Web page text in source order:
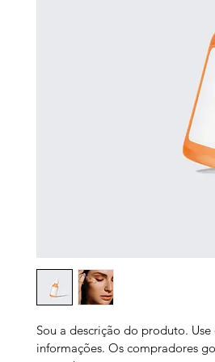
Sou a descrição do produto.
informações. Os compradores